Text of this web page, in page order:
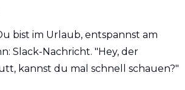
bist im Urlaub, entspannst am
Slack-Nachricht. "Hey, der
kannst du mal schnell schauen?"